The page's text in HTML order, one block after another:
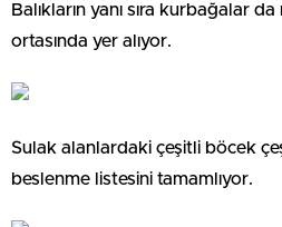
Balıkların yanı sıra kurbağalar
ortasında yer alıyor.
Sulak alanlardaki çeşitli böcek
beslenme listesini tamamlıyor.